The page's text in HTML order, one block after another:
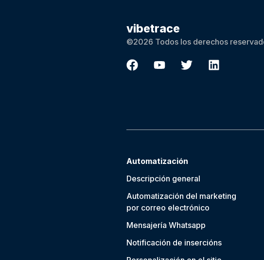
vibetrace
©2026 Todos los derechos
Automatización
Descripción general
Automatización del marketing
por correo electrónico
Mensajería Whatsapp
Notificación de insercións